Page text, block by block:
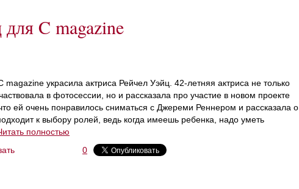
C magazine
украсила актриса Рейчел Уэйц. 42-летняя актриса не только
в фотосессии, но и рассказала про участие в новом проекте
ей очень понравилось сниматься с Джереми Реннером и рассказала о
к выбору ролей, ведь когда имеешь ребенка, надо уметь
полностью
0